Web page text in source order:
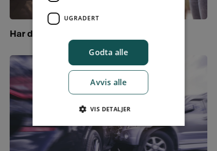
Har du fylt feil drivstoff?
UGRADERT
Godta alle
Avvis alle
VIS DETALJER